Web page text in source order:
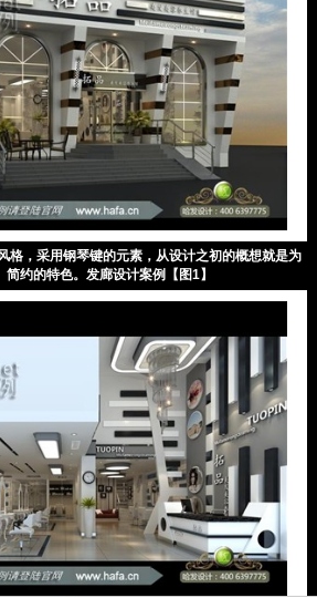
格，采用钢琴键的元素，从设计之初的概想就是为
简约的特色。发廊设计案例【图1】